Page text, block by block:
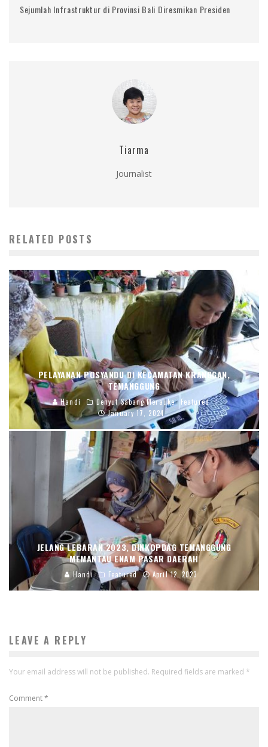
Sejumlah Infrastruktur di Provinsi Bali Diresmikan Presiden
Tiarma
Journalist
RELATED POSTS
PELAYANAN POSYANDU DI KECAMATAN KRANGGAN,
TEMANGGUNG
Handi Denyut Sabang Merauke
Featured
January 17, 2024
JELANG LEBARAN 2023, DINKOPDAG TEMANGGUNG
MEMANTAU ENAM PASAR DAERAH
Handi Featured April 12, 2023
LEAVE A REPLY
Your email address will not be published. Required fields are marked *
Comment*